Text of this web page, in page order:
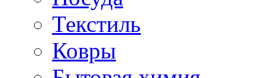
Текстиль
Ковры